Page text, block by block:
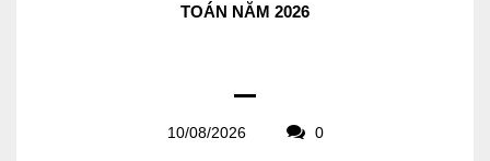
TOÁN NĂM 2026
10/08/2026 0